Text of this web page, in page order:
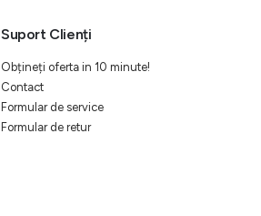
Suport Clienți
Obțineți oferta in 10 minute!
Contact
Formular de service
Formular de retur